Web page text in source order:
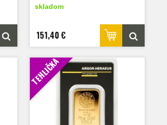
skladom
151,40 €
TEHLIČKA